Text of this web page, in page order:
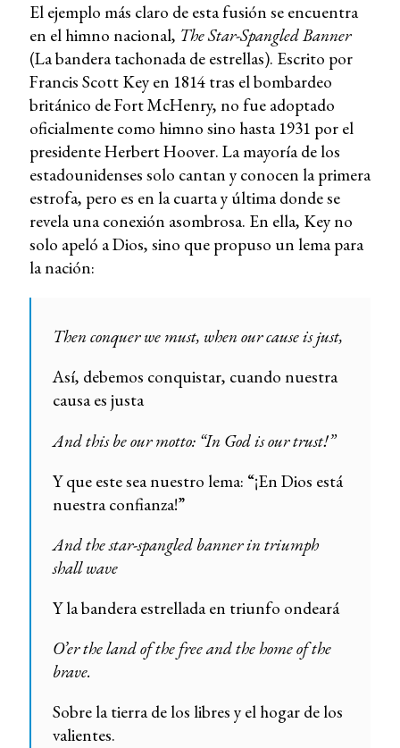
El ejemplo más claro de esta fusión se encuentra
en el himno nacional, The Star-Spangled Banner
(La bandera tachonada de estrellas). Escrito por
Francis Scott Key en 1814 tras el bombardeo
británico de Fort McHenry, no fue adoptado
oficialmente como himno sino hasta 1931 por el
presidente Herbert Hoover. La mayoría de los
estadounidenses solo cantan y conocen la primera
estrofa, pero es en la cuarta y última donde se
revela una conexión asombrosa. En ella, Key no
solo apeló a Dios, sino que propuso un lema para
la nación:
Then conquer we must, when our cause is just,
Así, debemos conquistar, cuando nuestra
causa es justa
And this be our motto: “In God is our trust!”
Y que este sea nuestro lema: “¡En Dios está
nuestra confianza!”
And the star-spangled banner in triumph
shall wave
Y la bandera estrellada en triunfo ondeará
O’er the land of the free and the home of the
brave.
Sobre la tierra de los libres y el hogar de los
valientes.